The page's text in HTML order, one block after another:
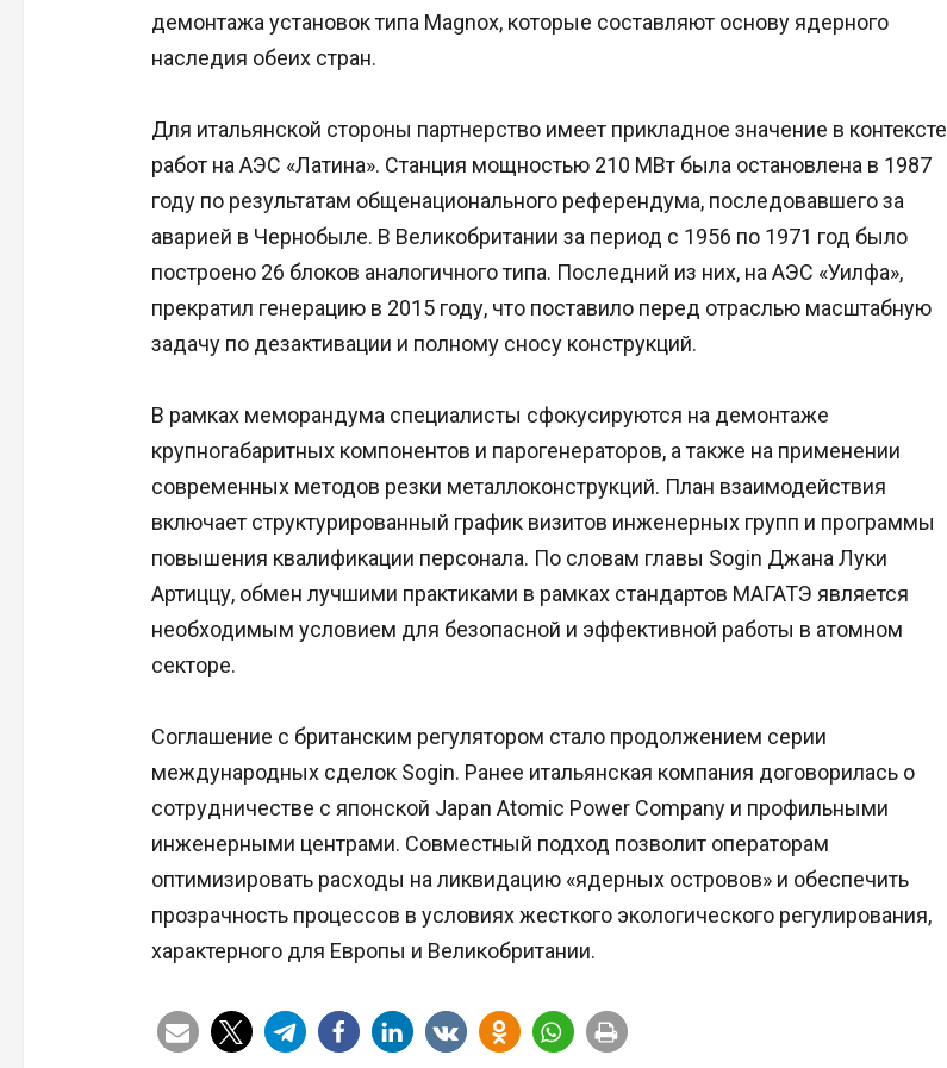
демонтажа установок типа Magnox, которые составляют основу ядерного
наследия обеих стран.
Для итальянской стороны партнерство имеет прикладное значение в контексте
работ на АЭС «Латина». Станция мощностью 210 МВт была остановлена в 1987
году по результатам общенационального референдума, последовавшего за
аварией в Чернобыле. В Великобритании за период с 1956 по 1971 год было
построено 26 блоков аналогичного типа. Последний из них, на АЭС «Уилфа»,
прекратил генерацию в 2015 году, что поставило перед отраслью масштабную
задачу по дезактивации и полному сносу конструкций.
В рамках меморандума специалисты сфокусируются на демонтаже
крупногабаритных компонентов и парогенераторов, а также на применении
современных методов резки металлоконструкций. План взаимодействия
включает структурированный график визитов инженерных групп и программы
повышения квалификации персонала. По словам главы Sogin Джана Луки
Артиццу, обмен лучшими практиками в рамках стандартов МАГАТЭ является
необходимым условием для безопасной и эффективной работы в атомном
секторе.
Соглашение с британским регулятором стало продолжением серии
международных сделок Sogin. Ранее итальянская компания договорилась о
сотрудничестве с японской Japan Atomic Power Company и профильными
инженерными центрами. Совместный подход позволит операторам
оптимизировать расходы на ликвидацию «ядерных островов» и обеспечить
прозрачность процессов в условиях жесткого экологического регулирования,
характерного для Европы и Великобритании.